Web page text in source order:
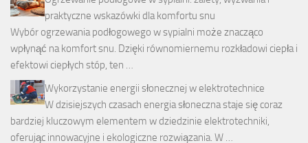
praktyczne wskazówki dla komfortu snu
Wybór ogrzewania podłogowego w sypialni może znacząco
wpłynąć na komfort snu. Dzięki równomiernemu rozkładowi ciepła i
efektowi ciepłych stóp, ten …
Wykorzystanie energii słonecznej w elektrotechnice
W dzisiejszych czasach energia słoneczna staje się coraz
bardziej kluczowym elementem w dziedzinie elektrotechniki,
oferując innowacyjne i ekologiczne rozwiązania. W …